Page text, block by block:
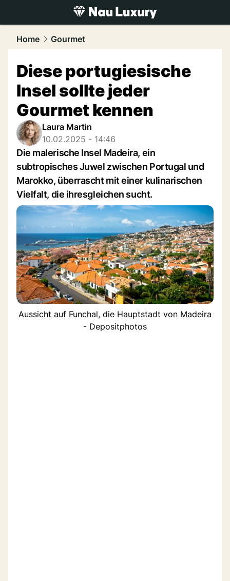
luxury.NAU.ch
Home Gourmet
Diese portugiesische
Insel sollte jeder
Gourmet kennen
Laura Martin
10.02.2025 - 14:46
Die malerische Insel Madeira, ein
subtropisches Juwel zwischen Portugal und
Marokko, überrascht mit einer kulinarischen
Vielfalt, die ihresgleichen sucht.
Aussicht auf Funchal, die Hauptstadt von Madeira
- Depositphotos